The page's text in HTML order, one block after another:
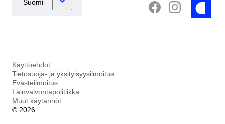
Käyttöehdot
Tietosuoja- ja yksityisyysilmoitus
Evästeilmoitus
Lainvalvontapolitiikka
Muut käytännöt
© 2026